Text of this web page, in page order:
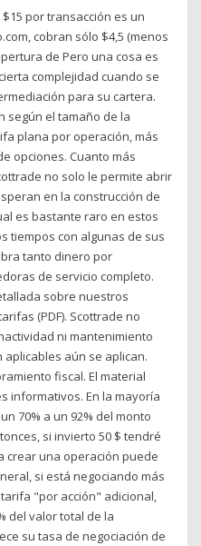
por transacción es un
cobran sólo $4,5 (menos
de Pero una cosa es
complejidad cuando se
para su cartera.
según el tamaño de la
plana por operación, más
opciones. Cuanto más
no solo le permite abrir
en la construcción de
es bastante raro en estos
tiempos con algunas de sus
tanto dinero por
de servicio completo.
sobre nuestros
(PDF). Scottrade no
ni mantenimiento
aún se aplican.
fiscal. El material
informativos. En la mayoría
70% a un 92% del monto
si invierto 50 $ tendré
crear una operación puede
si está negociando más
"por acción" adicional,
del valor total de la
su tasa de negociación de